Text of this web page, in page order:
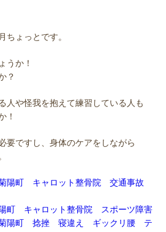
ちょっとです。
うか！
？
人や怪我を抱えて練習している人も
！
要ですし、身体のケアをしながら
陽町 キャロット整骨院 交通事故
町 キャロット整骨院 スポーツ障害
陽町 捻挫 寝違え ギックリ腰 テ